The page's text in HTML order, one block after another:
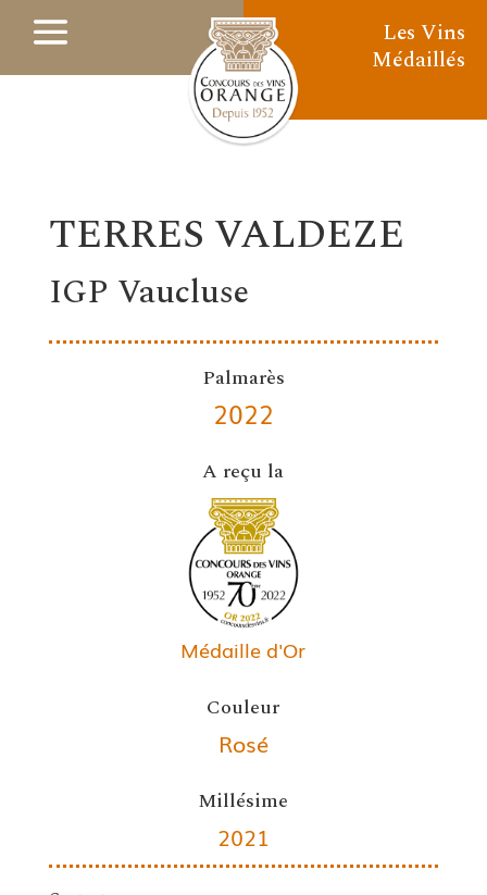
Les Vins
Médaillés
TERRES VALDEZE
IGP Vaucluse
Palmarès
2022
A reçu la
Médaille d'Or
Couleur
Rosé
Millésime
2021